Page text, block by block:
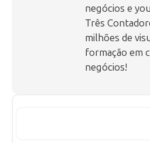
negócios e
Três
milhões de
formação em
negócios!